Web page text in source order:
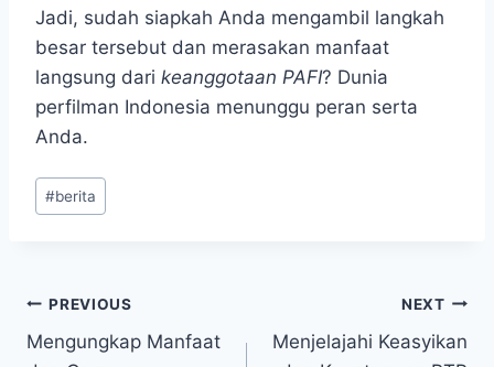
Jadi, sudah siapkah Anda mengambil langkah
besar tersebut dan merasakan manfaat
langsung dari keanggotaan PAFI? Dunia
perfilman Indonesia menunggu peran serta
Anda.
Post
Tags:
#berita
Post
navigation
PREVIOUS
Mengungkap Manfaat
NEXT
Menjelajahi Keasyikan